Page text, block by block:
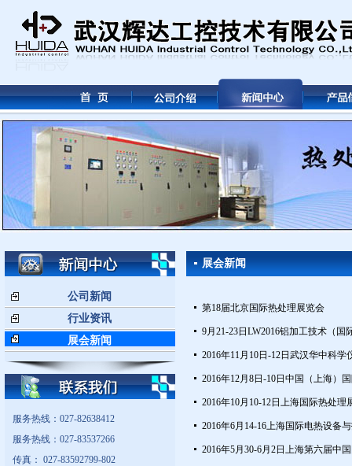
公司新闻
行业资讯
展会新闻
服务热线：027-82638412
服务热线：027-83537266
传真： 027-83592799-802
展会新闻
第18届北京国际热处理展览会
9月21-23日LW2016铝加工技术（
2016年11月10日-12日武汉华中科
2016年12月8日-10日中国（上海）
2016年10月10-12日上海国际热处理
2016年6月14-16上海国际电热设备
2016年5月30-6月2日上海第六届中